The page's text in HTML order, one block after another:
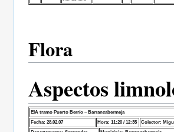
Flora
Aspectos
EIA tramo Puerto Berrío – Barrancabermeja
Fecha: 28.02.07
Hora: 11:20 / 12:35
Colector: